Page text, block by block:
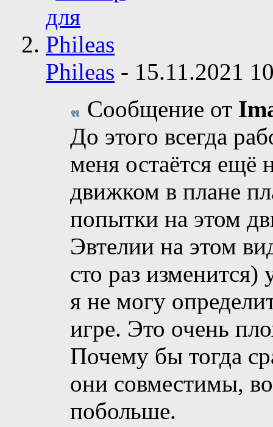
Phileas - 15.11.2021
Сообщение от
До этого всегда
меня остаётся ещё
движком в плане
попытки на этом
Эвтелии на этом
сто раз изменится)
я не могу
игре. Это очень
Почему бы тогда
они совместимы,
побольше.